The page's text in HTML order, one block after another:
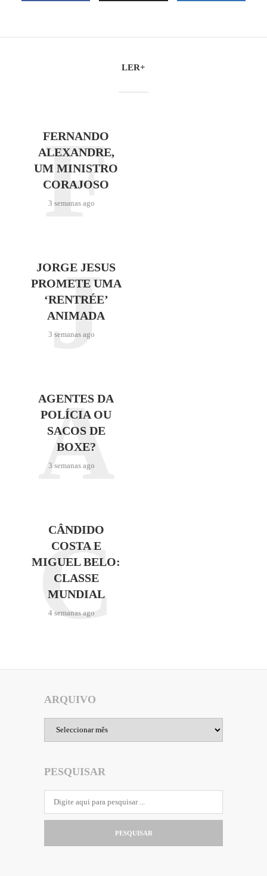
LER+
FERNANDO
ALEXANDRE,
UM MINISTRO
CORAJOSO
3 semanas ago
F
JORGE JESUS
PROMETE UMA
‘RENTRÉE’
ANIMADA
3 semanas ago
J
AGENTES DA
POLÍCIA OU
SACOS DE
BOXE?
3 semanas ago
A
CÂNDIDO
COSTA E
MIGUEL BELO:
CLASSE
MUNDIAL
4 semanas ago
C
ARQUIVO
PESQUISAR
PESQUISAR